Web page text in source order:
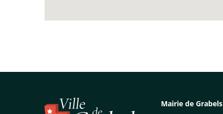
Mairie de Grabels